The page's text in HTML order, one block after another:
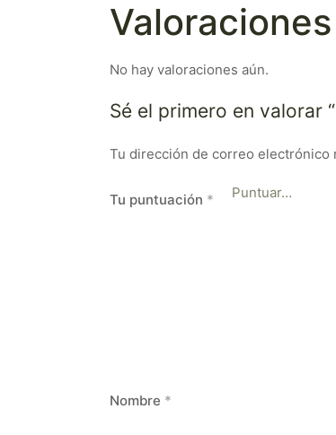
Valoraciones
No hay valoraciones aún.
Sé el primero en valorar
Tu dirección de correo electrónico
Tu puntuación *
Nombre *